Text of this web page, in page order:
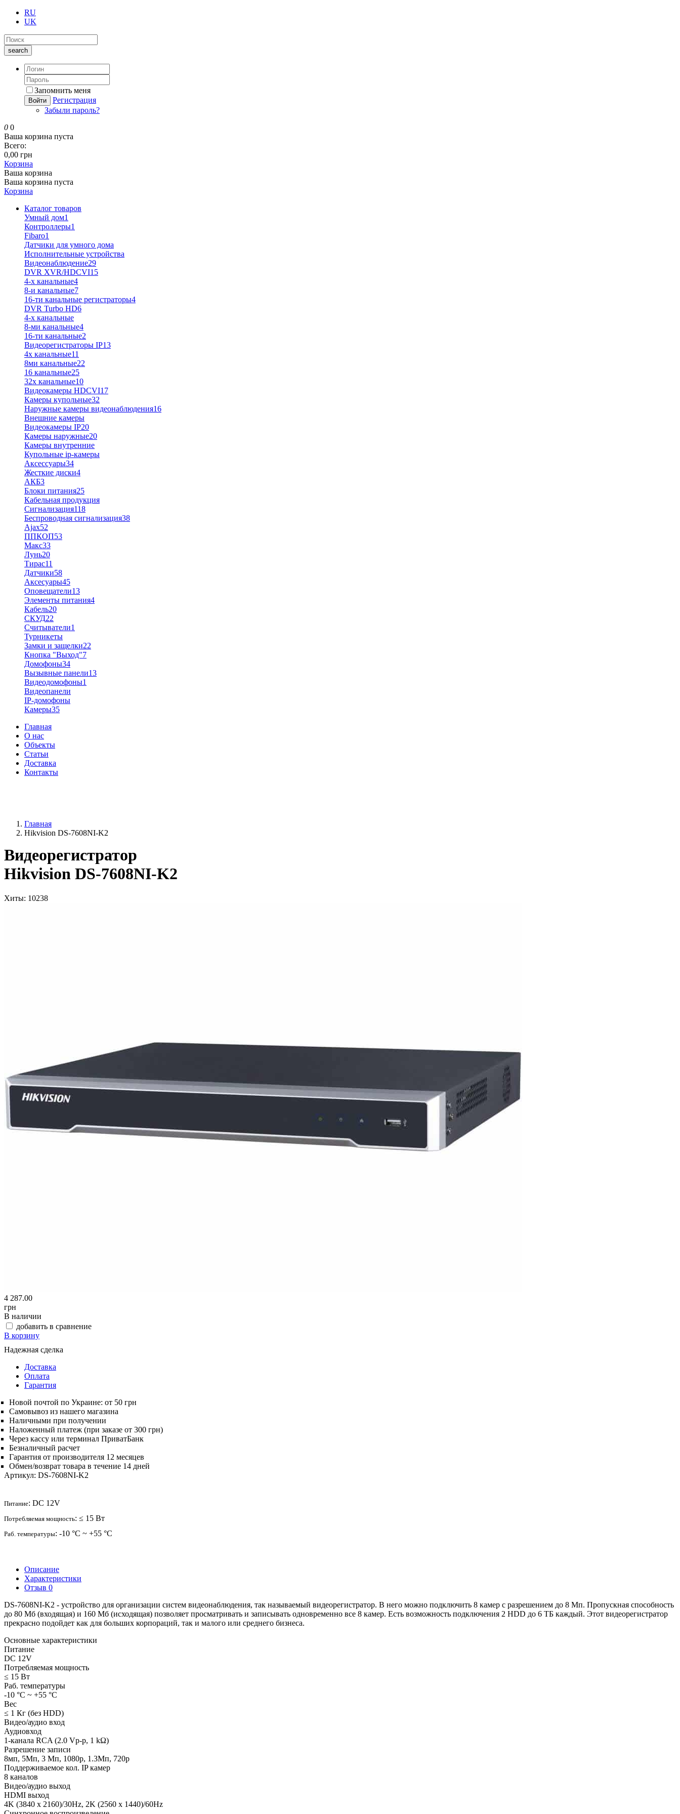
RU
UK
search
Запомнить меня
Войти
Регистрация
Забыли пароль?
0 0
Ваша корзина пуста
Всего:
0,00 грн
Корзина
Ваша корзина
Ваша корзина пуста
Корзина
Каталог товаров
Умный дом1
Контроллеры1
Fibaro1
Датчики для умного дома
Исполнительные устройства
Видеонаблюдение29
DVR XVR/HDCVI15
4-x канальные4
8-и канальные7
16-ти канальные регистраторы4
DVR Turbo HD6
4-х канальные
8-ми канальные4
16-ти канальные2
Видеорегистраторы IP13
4х канальные11
8ми канальные22
16 канальные25
32x канальные10
Видеокамеры HDCVI17
Камеры купольные32
Наружные камеры видеонаблюдения16
Внешние камеры
Видеокамеры IP20
Камеры наружные20
Камеры внутренние
Купольные ip-камеры
Аксессуары34
Жесткие диски4
АКБ3
Блоки питания25
Кабельная продукция
Сигнализация118
Беспроводная сигнализация38
Ajax52
ППКОП53
Макс33
Лунь20
Тирас11
Датчики58
Аксесуары45
Оповещатели13
Элементы питания4
Кабель20
СКУД22
Считыватели1
Турникеты
Замки и защелки22
Кнопка "Выход"7
Домофоны34
Вызывные панели13
Видеодомофоны1
Видеопанели
IP-домофоны
Камеры35
Главная
О нас
Объекты
Статьи
Доставка
Контакты
Главная
Hikvision DS-7608NI-K2
Видеорегистратор
Hikvision DS-7608NI-K2
Хиты: 10238
4 287.00
грн
В наличии
добавить в сравнение
В корзину
Надежная сделка
Доставка
Оплата
Гарантия
Новой почтой по Украине: от 50 грн
Самовывоз из нашего магазина
Наличными при получении
Наложенный платеж (при заказе от 300 грн)
Через кассу или терминал ПриватБанк
Безналичный расчет
Гарантия от производителя 12 месяцев
Обмен/возврат товара в течение 14 дней
Артикул: DS-7608NI-K2
Питание: DC 12V
Потребляемая мощность: ≤ 15 Вт
Раб. температуры: -10 °C ~ +55 °C
Описание
Характеристики
Отзыв 0
DS-7608NI-K2 - устройство для организации систем видеонаблюдения, так называемый видеорегистратор. В него можно подключить 8 камер с разрешением до 8 Мп. Пропускная способность
до 80 Мб (входящая) и 160 Мб (исходящая) позволяет просматривать и записывать одновременно все 8 камер. Есть возможность подключения 2 HDD до 6 ТБ каждый. Этот видеорегистратор
прекрасно подойдет как для больших корпораций, так и малого или среднего бизнеса.
Основные характеристики
Питание
DC 12V
Потребляемая мощность
≤ 15 Вт
Раб. температуры
-10 °C ~ +55 °C
Вес
≤ 1 Кг (без HDD)
Видео/аудио вход
Аудиовход
1-канала RCA (2.0 Vp-p, 1 kΩ)
Разрешение записи
8мп, 5Мп, 3 Мп, 1080p, 1.3Мп, 720p
Поддерживаемое кол. IP камер
8 каналов
Видео/аудио выход
HDMI выход
4K (3840 x 2160)/30Hz, 2K (2560 x 1440)/60Hz